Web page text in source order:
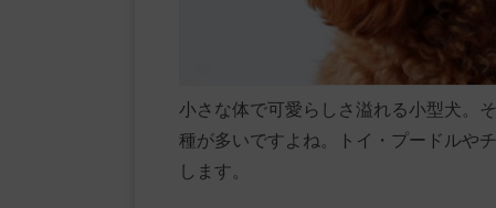
小さな体で可愛らしさ溢れる小型犬。
種が多いですよね。トイ・プードルや
します。